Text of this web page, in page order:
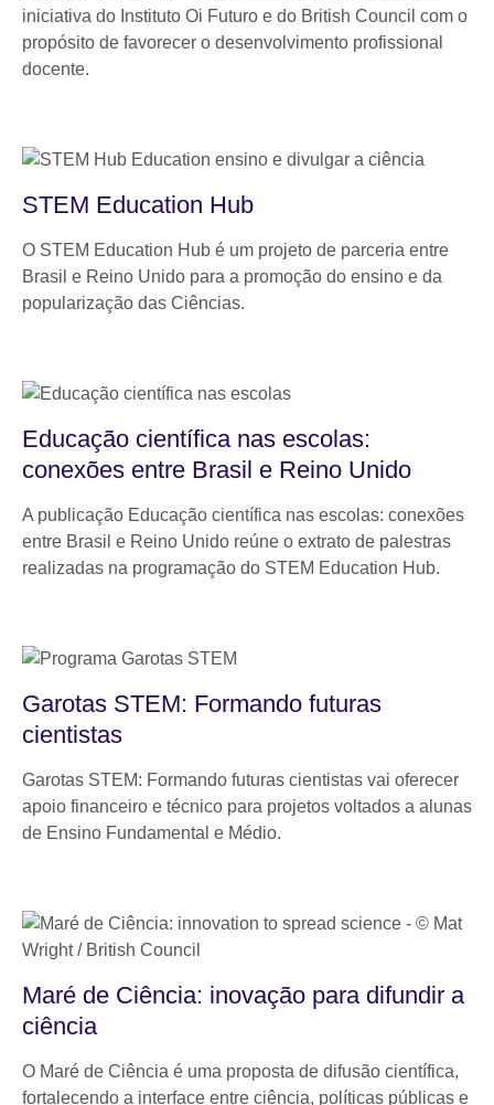
iniciativa do Instituto Oi Futuro e do British Council com o
propósito de favorecer o desenvolvimento profissional
docente.
STEM Education Hub
O STEM Education Hub é um projeto de parceria entre
Brasil e Reino Unido para a promoção do ensino e da
popularização das Ciências.
Educação científica nas escolas:
conexões entre Brasil e Reino Unido
A publicação Educação científica nas escolas: conexões
entre Brasil e Reino Unido reúne o extrato de palestras
realizadas na programação do STEM Education Hub.
Garotas STEM: Formando futuras
cientistas
Garotas STEM: Formando futuras cientistas vai oferecer
apoio financeiro e técnico para projetos voltados a alunas
de Ensino Fundamental e Médio.
Maré de Ciência: inovação para difundir a
ciência
O Maré de Ciência é uma proposta de difusão científica,
fortalecendo a interface entre ciência, políticas públicas e